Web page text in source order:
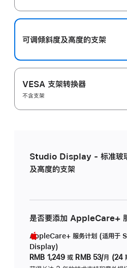
可调倾斜度及高‍度的支‍架
VESA 支架转换器
不含支架
Studio Display - 标准玻
及高度的支架
是否要添加 AppleCare+
AppleCare+ 服务计划 (适用于
Display)
RMB 1,249 或 RMB 53/月 (24